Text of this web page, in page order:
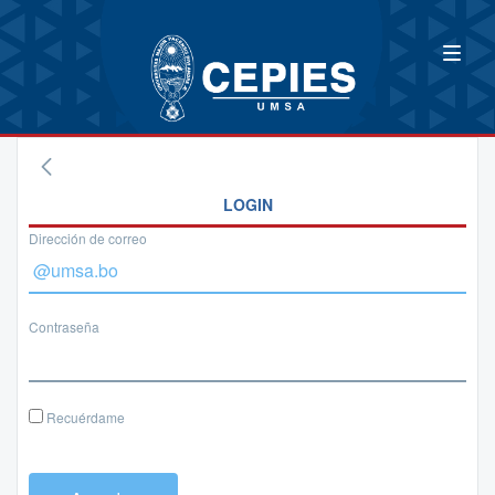
LOGIN
Dirección de correo
Contraseña
Recuérdame